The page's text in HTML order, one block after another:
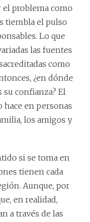
problema como
tiembla el pulso
Lo que
las fuentes
como
¿en dónde
confianza? El
hace en personas
los amigos y
si se toma en
tienen cada
Aunque, por
en realidad,
a través de las